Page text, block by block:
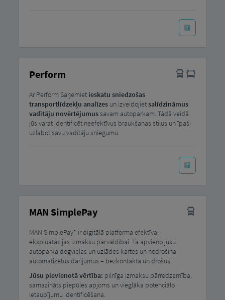
Perform
Ar Perform Saņemiet ieskatu sniedzošas
transportlīdzekļu analīzesun izveidojietsalīdzināmus
vadītāju novērtējumussavam autoparkam. Tādā veidā
jūs varat identificēt neefektīvus braukšanas stilus un īpaši
uzlabot savu vadītāju sniegumu.
MAN SimplePay
MAN SimplePay* ir digitālā platforma efektīvai
ekspluatācijas izmaksu pārvaldībai. Tā apvieno jūsu
autoparka degvielas un uzlādes kartes un nodrošina
automatizētus darījumus – bezkontakta un drošus.
Jūsu pievienotā vērtība: pilnīga izmaksu pārredzamība,
samazināts piepūles apjoms un vieglāka potenciālo
ietaupījumu identificēšana.